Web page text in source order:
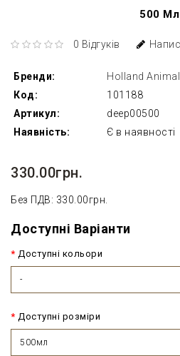
500 Мл
0 Відгуків
Бренди:
Holland
Код:
101188
Артикул:
deep00500
Наявність:
Є в наявності
330.00грн.
Без ПДВ: 330.00грн.
Доступні Варіанти
Доступні кольори
-
Доступні розміри
500мл